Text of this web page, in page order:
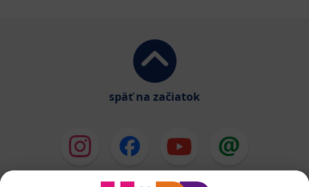
späť na začiatok